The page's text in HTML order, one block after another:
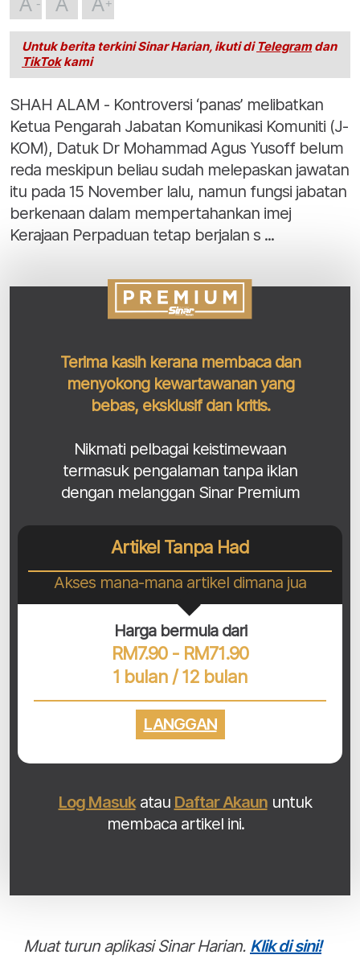
Untuk berita terkini Sinar Harian, ikuti di Telegramdan
TikTokkami
SHAH ALAM - Kontroversi ‘panas’ melibatkan
Ketua Pengarah Jabatan Komunikasi Komuniti (J-
KOM), Datuk Dr Mohammad Agus Yusoff belum
reda meskipun beliau sudah melepaskan jawatan
itu pada 15 November lalu, namun fungsi jabatan
berkenaan dalam mempertahankan imej
Kerajaan Perpaduan tetap berjalan s ...
Terima kasih kerana membaca dan
menyokong kewartawanan yang
bebas, eksklusif dan kritis.
Nikmati pelbagai keistimewaan
termasuk pengalaman tanpa iklan
dengan melanggan Sinar Premium
Artikel Tanpa Had
Akses mana-mana artikel dimana jua
Harga bermula dari
RM7.90 - RM71.90
1 bulan / 12 bulan
LANGGAN
Log Masukatau Daftar Akaununtuk
membaca artikel ini.
Muat turun aplikasi Sinar Harian. Klik di sini!